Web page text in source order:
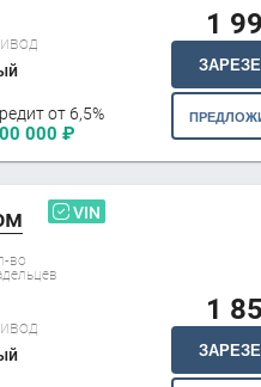
от 6,5%
000 ₽
1
VIN
во
1